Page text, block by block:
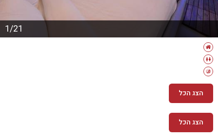
1/21
הצג הכל
הצג הכל